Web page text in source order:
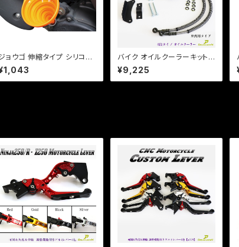
ョウゴ 伸縮タイプ シリコン
車 ・ バイク オイル交換に
ンテナンス
バイク オイルクーラーキット
4段タイプ オイルクーラー 新
品・激安 横型エンジン / モン
キー / ゴリラ / カブ / ダックス
¥9,225